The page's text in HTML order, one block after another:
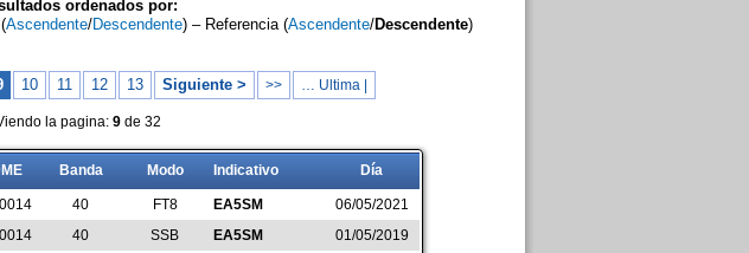
ordenados por:
Ascendente/Descendente) – Referencia (Ascendente/Descendente)
10 11 12 13 Siguiente > >> … Ultima |
la pagina: 9de 32
Banda Modo Indicativo Día
40 FT8 EA5SM
06/05/2021
40 SSB EA5SM
01/05/2019